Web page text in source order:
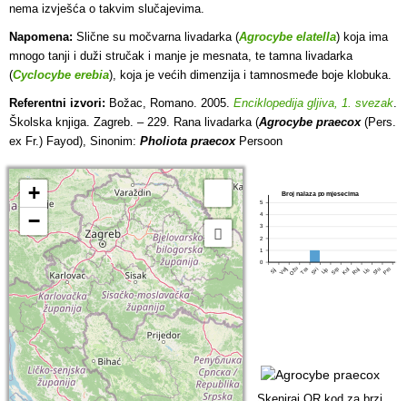
nema izvješća o takvim slučajevima.
Napomena: Slične su močvarna livadarka (Agrocybe elatella) koja ima
mnogo tanji i duži stručak i manje je mesnata, te tamna livadarka
(Cyclocybe erebia), koja je većih dimenzija i tamnosmeđe boje klobuka.
Referentni izvori: Božac, Romano. 2005. Enciklopedija gljiva, 1. svezak
Školska knjiga. Zagreb. – 229. Rana livadarka (Agrocybe praecox (Pers.
ex Fr.) Fayod), Sinonim: Pholiota praecox Persoon
+
−
Broj nalaza po mjesecima
0
1
2
3
4
5
Sij VeljOžuTra Svi Lip Srp Kol Ruj Lis StuPro